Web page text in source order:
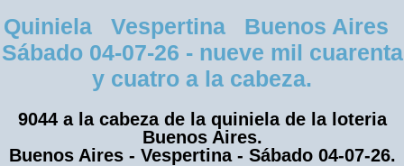
Quiniela Vespertina Buenos Aires
Sábado 04-07-26 - nueve mil cuarenta
y cuatro a la cabeza.
9044 a la cabeza de la quiniela de la loteria
Buenos Aires.
Buenos Aires - Vespertina - Sábado 04-07-26.